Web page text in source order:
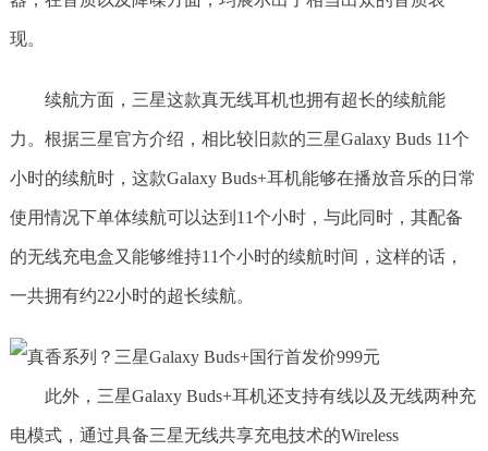
现。
续航方面，三星这款真无线耳机也拥有超长的续航能
力。根据三星官方介绍，相比较旧款的三星Galaxy Buds 11个
小时的续航时，这款Galaxy Buds+耳机能够在播放音乐的日常
使用情况下单体续航可以达到11个小时，与此同时，其配备
的无线充电盒又能够维持11个小时的续航时间，这样的话，
一共拥有约22小时的超长续航。
此外，三星Galaxy Buds+耳机还支持有线以及无线两种充
电模式，通过具备三星无线共享充电技术的Wireless